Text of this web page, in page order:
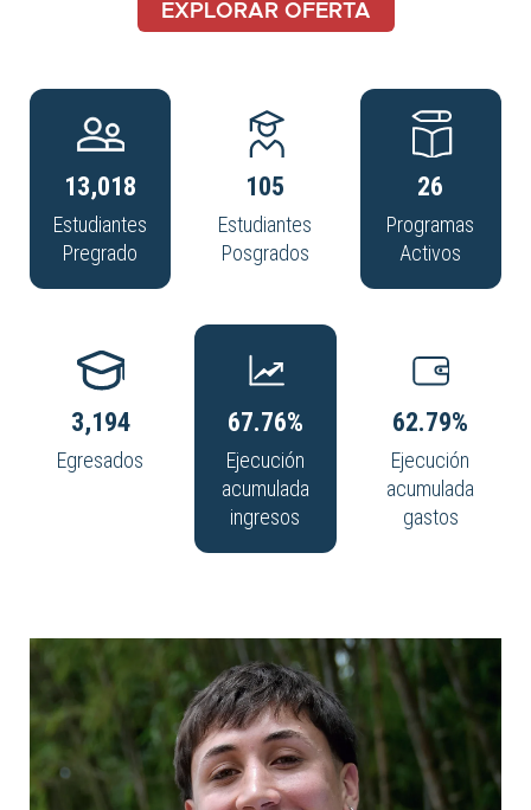
EXPLORAR OFERTA
13,018
Estudiantes
Pregrado
105
Estudiantes
Posgrados
26
Programas
Activos
3,194
Egresados
67.76%
Ejecución
acumulada
ingresos
62.79%
Ejecución
acumulada
gastos